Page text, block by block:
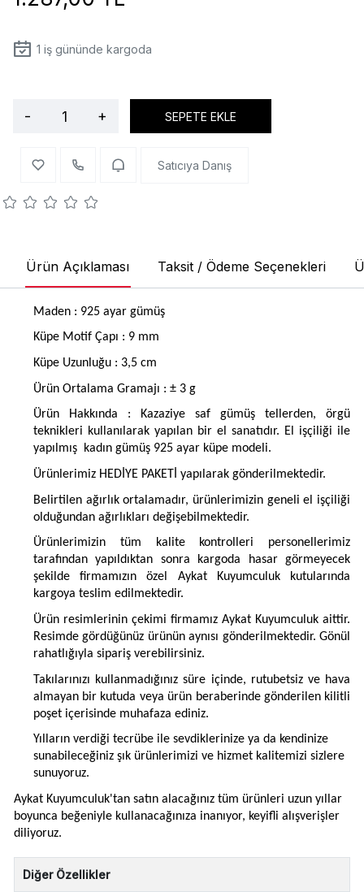
1 iş gününde kargoda
- + SEPETE EKLE
Satıcıya Danış
Ürün Açıklaması Taksit / Ödeme Seçenekleri
Maden : 925 ayar gümüş
Küpe Motif Çapı : 9 mm
Küpe Uzunluğu : 3,5 cm
Ürün Ortalama Gramajı : ± 3 g
Ürün Hakkında : Kazaziye saf gümüş tellerden, örgü
teknikleri kullanılarak yapılan bir el sanatıdır. El işçiliği ile
yapılmış kadın gümüş 925 ayar küpe modeli.
Ürünlerimiz HEDİYE PAKETİ yapılarak gönderilmektedir.
Belirtilen ağırlık ortalamadır, ürünlerimizin geneli el işçiliği
olduğundan ağırlıkları değişebilmektedir.
Ürünlerimizin tüm kalite kontrolleri personellerimiz
tarafından yapıldıktan sonra kargoda hasar görmeyecek
şekilde firmamızın özel Aykat Kuyumculuk kutularında
kargoya teslim edilmektedir.
Ürün resimlerinin çekimi firmamız Aykat Kuyumculuk aittir.
Resimde gördüğünüz ürünün aynısı gönderilmektedir. Gönül
rahatlığıyla sipariş verebilirsiniz.
Takılarınızı kullanmadığınız süre içinde, rutubetsiz ve hava
almayan bir kutuda veya ürün beraberinde gönderilen kilitli
poşet içerisinde muhafaza ediniz.
Yılların verdiği tecrübe ile sevdiklerinize ya da kendinize
sunabileceğiniz şık ürünlerimizi ve hizmet kalitemizi sizlere
sunuyoruz.
Aykat Kuyumculuk'tan satın alacağınız tüm ürünleri uzun yıllar
boyunca beğeniyle kullanacağınıza inanıyor, keyifli alışverişler
diliyoruz.
Diğer Özellikler